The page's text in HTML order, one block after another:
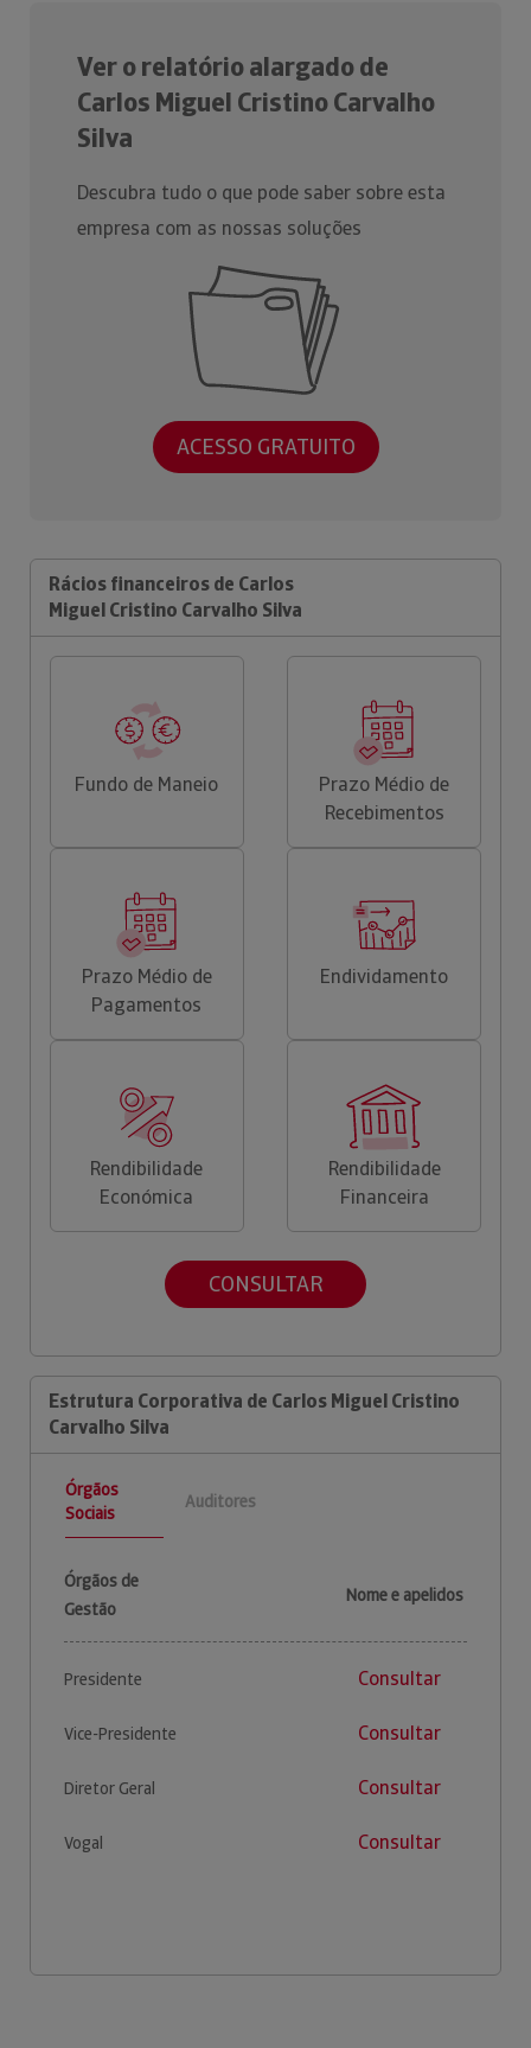
Ver o relatório alargado de
Carlos Miguel Cristino Carvalho
Silva
Descubra tudo o que pode saber sobre esta
empresa com as nossas soluções
ACESSO GRATUITO
Rácios financeiros de Carlos
Miguel Cristino Carvalho Silva
Fundo de Maneio
Prazo Médio de
Recebimentos
Prazo Médio de
Pagamentos
Endividamento
Rendibilidade
Económica
Rendibilidade
Financeira
CONSULTAR
Estrutura Corporativa de Carlos Miguel Cristino
Carvalho Silva
Órgãos
Sociais
Auditores
Órgãos de
Gestão
Nome e apelidos
Presidente Consultar
Vice-Presidente Consultar
Diretor Geral Consultar
Vogal Consultar